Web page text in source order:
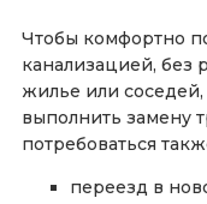
Чтобы комфортно
канализацией, без
жилье или
выполнить замену
потребоваться
переезд в